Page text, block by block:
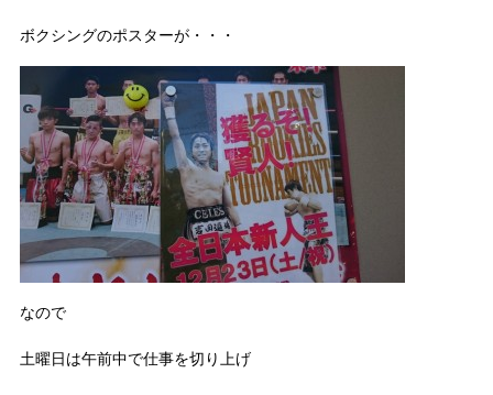
ボクシングのポスターが・・・
なので
土曜日は午前中で仕事を切り上げ